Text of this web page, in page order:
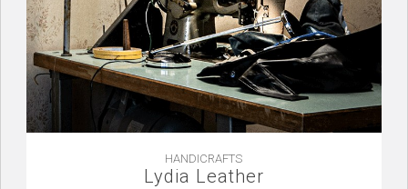
HANDICRAFTS
Lydia Leather